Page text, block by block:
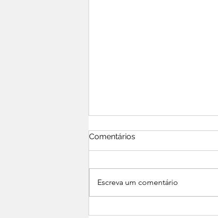
Comentários
Escreva um comentário